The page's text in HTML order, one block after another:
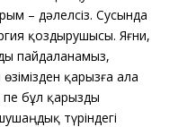
– дәлелсіз. Сусында
қоздырушысы. Яғни,
пайдаланамыз,
қарызға ала
бұл қарызды
түріндегі